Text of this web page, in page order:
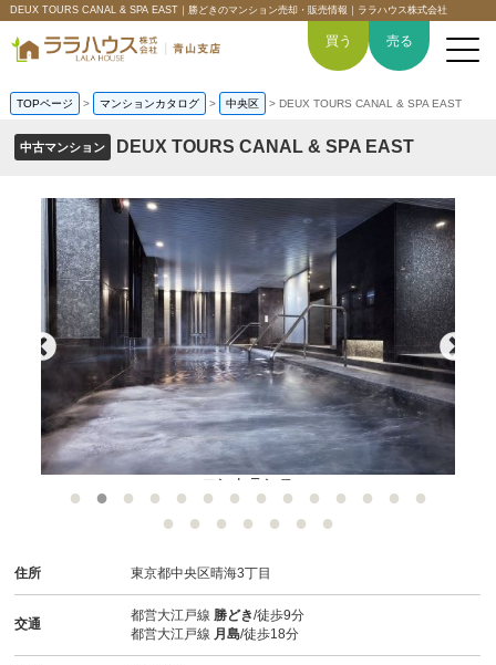
DEUX TOURS CANAL & SPA EAST｜勝どきのマンション売却・販売情報｜ララハウス株式会社
買いたい
売りたい
空間デザイン事例
6つの強み
会社概要
スタッフ紹介
買う 売る
TOPページ > マンションカタログ > 中央区 > DEUX TOURS CANAL & SPA EAST
中古マンション DEUX TOURS CANAL & SPA EAST
エントランス
住所 東京都中央区晴海3丁目
交通
都営大江戸線 勝どき/徒歩9分
都営大江戸線 月島/徒歩18分